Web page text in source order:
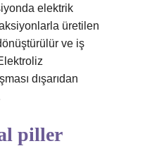
elektrik
üretilen
ve iş
dışarıdan
piller